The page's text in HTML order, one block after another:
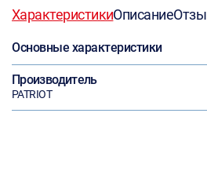
ХарактеристикиОписание
Основные характеристики
Производитель
PATRIOT